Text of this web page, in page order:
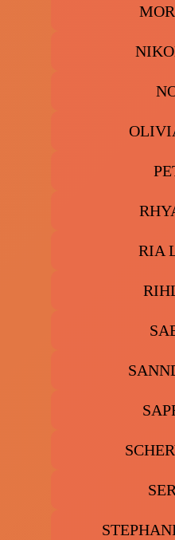
RIA